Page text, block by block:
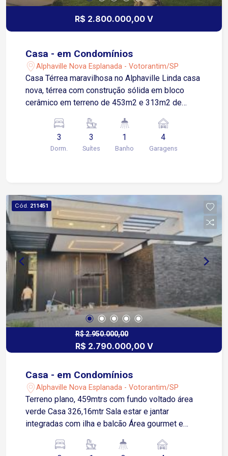
R$ 2.800.000,00 V
Casa - em Condomínios
Alphaville Nova Esplanada - Votorantim/SP
Casa Térrea maravilhosa no Alphaville Linda casa
nova, térrea com construção sólida em bloco
cerâmico em terreno de 453m2 e 313m2 de
amplas suítes e a master com super closet e
hidro. Lavabo, sala dois ambientes, lavanderia,
cozinha gourmet com conceito aberto, piscina,
Alphaville que dispensa comentários.
3
Dorm.
3
Suítes
1
Banho
4
Garagens
Cód. 211451
R$ 2.950.000,00
R$ 2.790.000,00 V
Casa - em Condomínios
Alphaville Nova Esplanada - Votorantim/SP
Terreno plano, 459mtrs com fundo voltado área
verde Casa 326,16mtr Sala estar e jantar
integradas com ilha e balcão Área gourmet e
master com closet 2 Suítes Escritório com